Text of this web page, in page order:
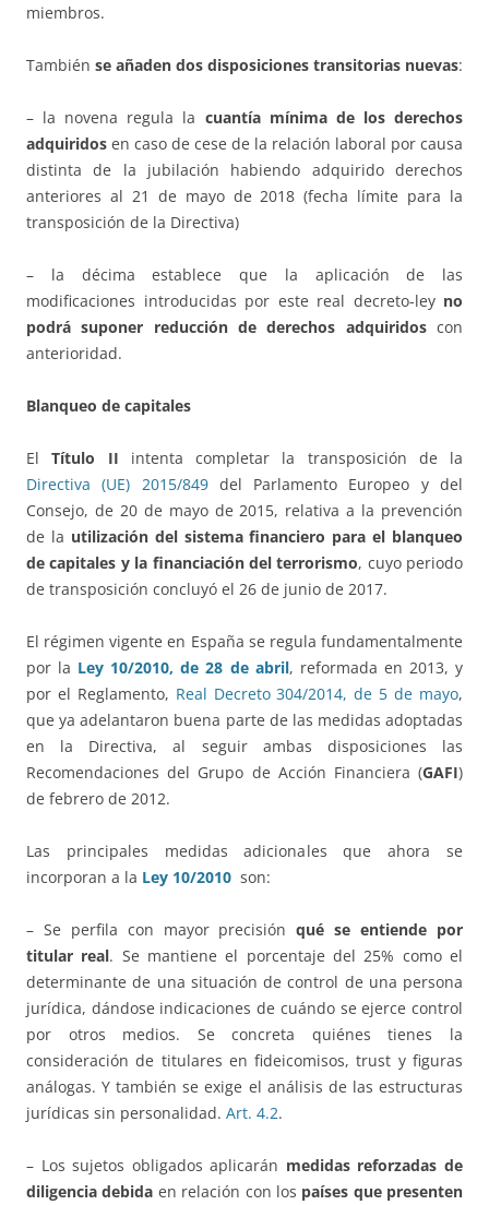
miembros.
También se añaden dos disposiciones transitorias nuevas:
– la novena regula la cuantía mínima de los derechos
adquiridos en caso de cese de la relación laboral por causa
distinta de la jubilación habiendo adquirido derechos
anteriores al 21 de mayo de 2018 (fecha límite para la
transposición de la Directiva)
– la décima establece que la aplicación de las
modificaciones introducidas por este real decreto-ley no
podrá suponer reducción de derechos adquiridoscon
anterioridad.
Blanqueo de capitales
ElTítulo II intenta completar la transposición de la
Directiva (UE) 2015/849del Parlamento Europeo y del
Consejo, de 20 de mayo de 2015, relativa a la prevención
de la utilización del sistema financiero para el blanqueo
de capitales y la financiación del terrorismo, cuyo periodo
de transposición concluyó el 26 de junio de 2017.
El régimen vigente en España se regula fundamentalmente
por la Ley 10/2010, de 28 de abril, reformada en 2013, y
por el Reglamento, Real Decreto 304/2014, de 5 de mayo,
que ya adelantaron buena parte de las medidas adoptadas
en la Directiva, al seguir ambas disposiciones las
Recomendaciones del Grupo de Acción Financiera (GAFI)
de febrero de 2012.
Las principales medidas adicionales que ahora se
incorporan a la Ley 10/2010 son:
– Se perfila con mayor precisiónqué se entiende por
titular real. Se mantiene el porcentaje del 25% como el
determinante de una situación de control de una persona
jurídica, dándose indicaciones de cuándo se ejerce control
por otros medios. Se concreta quiénes tienes la
consideración de titulares en fideicomisos, trust y figuras
análogas. Y también se exige el análisis de las estructuras
jurídicas sin personalidad. Art. 4.2.
– Los sujetos obligados aplicarán medidas reforzadas de
diligencia debida en relación con los países que presenten